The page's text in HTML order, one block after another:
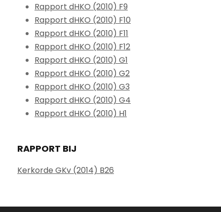
Rapport dHKO (2010) F9
Rapport dHKO (2010) F10
Rapport dHKO (2010) F11
Rapport dHKO (2010) F12
Rapport dHKO (2010) G1
Rapport dHKO (2010) G2
Rapport dHKO (2010) G3
Rapport dHKO (2010) G4
Rapport dHKO (2010) H1
RAPPORT BIJ
Kerkorde GKv (2014) B26